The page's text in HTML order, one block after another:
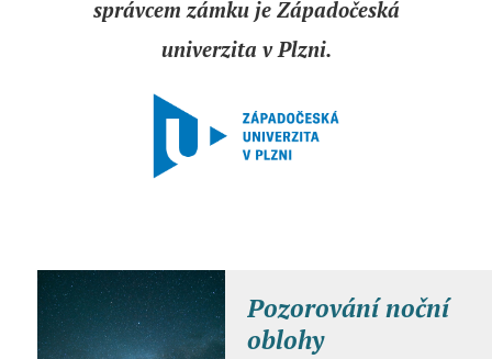
správcem zámku je Západočeská
univerzita v Plzni.
Pozorování noční
oblohy